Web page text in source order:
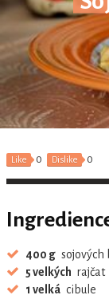
Like 0 Dislike 0
400 g sojových
5 velkých rajčat
1 velká cibule